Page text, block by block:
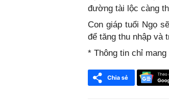
đường tài lộc càng
Con giáp tuổi Ngọ
để tăng thu nhập và
* Thông tin chỉ